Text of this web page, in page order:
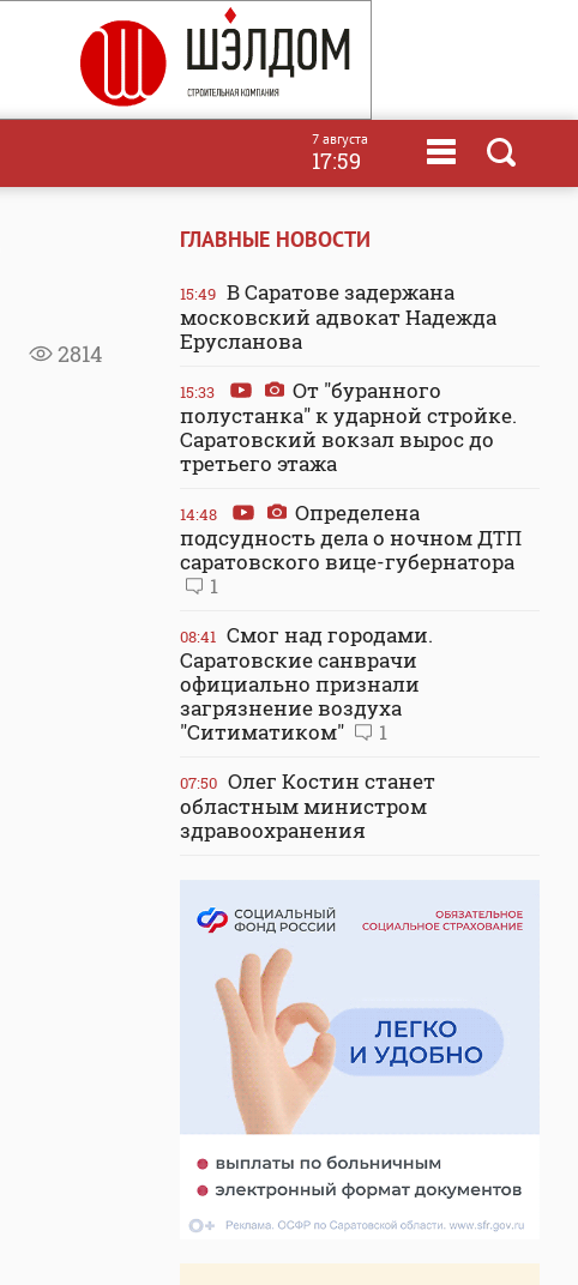
7 августа
17:59
2814
ГЛАВНЫЕ НОВОСТИ
15:49 В Саратове задержана
московский адвокат Надежда
Ерусланова
15:33
От "буранного
полустанка" к ударной стройке.
Саратовский вокзал вырос до
третьего этажа
14:48
Определена
подсудность дела о ночном ДТП
саратовского вице-губернатора
1
08:41 Смог над городами.
Саратовские санврачи
официально признали
загрязнение воздуха
"Ситиматиком"
1
07:50 Олег Костин станет
областным министром
здравоохранения